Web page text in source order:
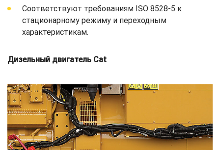
Соответствуют требованиям ISO 8528-5 к
стационарному режиму и переходным
характеристикам.
Дизельный двигатель Cat